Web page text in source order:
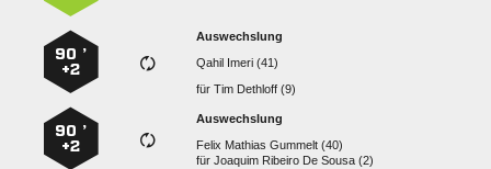
Auswechslung
  
für  
90 ’
+2
Auswechslung
   
für    
90 ’
+2